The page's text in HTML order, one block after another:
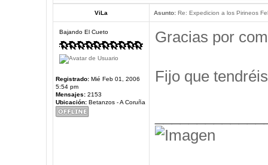
ViLa Asunto:Re: Expedicion a los Pirineos
Bajando El Cueto
Registrado:Mié Feb 01, 2006
5:54 pm
Mensajes:2153
Ubicación:Betanzos - A Coruña
Gracias por
Fijo que